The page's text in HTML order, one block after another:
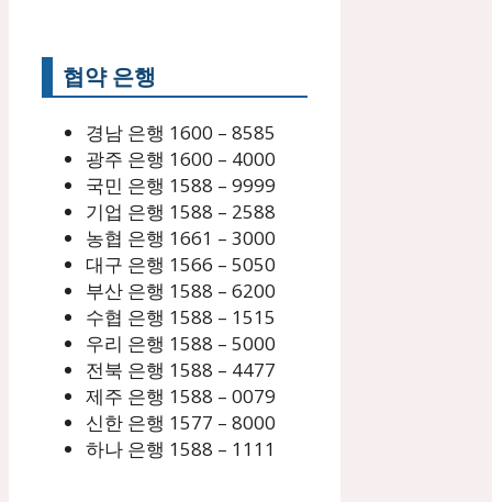
협약 은행
경남 은행 1600 – 8585
광주 은행 1600 – 4000
국민 은행 1588 – 9999
기업 은행 1588 – 2588
농협 은행 1661 – 3000
대구 은행 1566 – 5050
부산 은행 1588 – 6200
수협 은행 1588 – 1515
우리 은행 1588 – 5000
전북 은행 1588 – 4477
제주 은행 1588 – 0079
신한 은행 1577 – 8000
하나 은행 1588 – 1111